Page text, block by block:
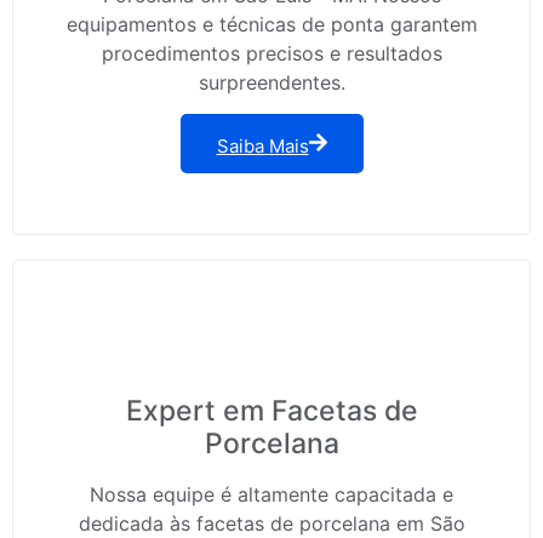
equipamentos e técnicas de ponta garantem
procedimentos precisos e resultados
surpreendentes.
Saiba Mais
Expert em Facetas de
Porcelana
Nossa equipe é altamente capacitada e
dedicada às facetas de porcelana em São